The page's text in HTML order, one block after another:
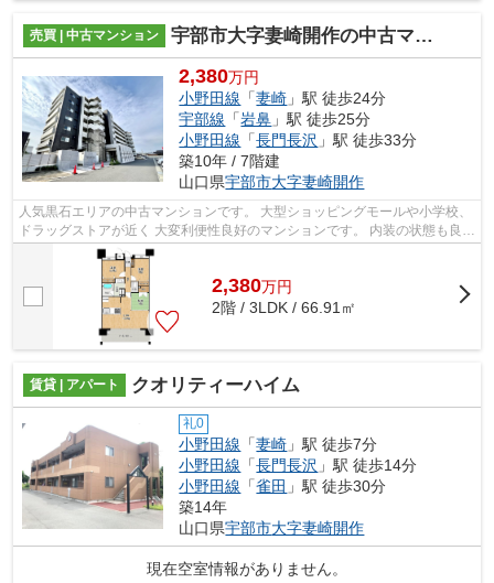
売買 | 中古マンション 宇部市大字妻崎開作の中古マンション
2,380万円
小野田線 「妻崎 」駅 徒歩24分
宇部線 「岩鼻 」駅 徒歩25分
小野田線 「長門長沢 」駅 徒歩33分
築10年 / 7階建
山口県宇部市大字妻崎開作
人気黒石エリアの中古マンションです。 大型ショッピングモールや小学校、
ドラッグストアが近く 大変利便性良好のマンションです。 内装の状態も良好
ですので即入居可能です。 随時ご...
2,380万円
2階 / 3LDK / 66.91㎡
賃貸 | アパート クオリティーハイム
礼0
小野田線 「妻崎 」駅 徒歩7分
小野田線 「長門長沢 」駅 徒歩14分
小野田線 「雀田 」駅 徒歩30分
築14年
山口県宇部市大字妻崎開作
現在空室情報がありません。